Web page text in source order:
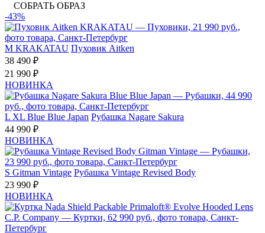
СОБРАТЬ ОБРАЗ
-43%
M KRAKATAU Пуховик Aitken
38 490 ₽
21 990 ₽
НОВИНКА
L XL Blue Blue Japan Рубашка Nagare Sakura
44 990 ₽
НОВИНКА
S Gitman Vintage Рубашка Vintage Revised Body
23 990 ₽
НОВИНКА